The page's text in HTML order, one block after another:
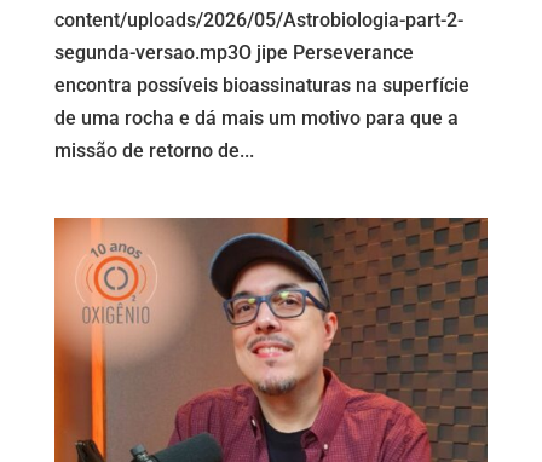
content/uploads/2026/05/Astrobiologia-part-2-
segunda-versao.mp3O jipe Perseverance
encontra possíveis bioassinaturas na superfície
de uma rocha e dá mais um motivo para que a
missão de retorno de...